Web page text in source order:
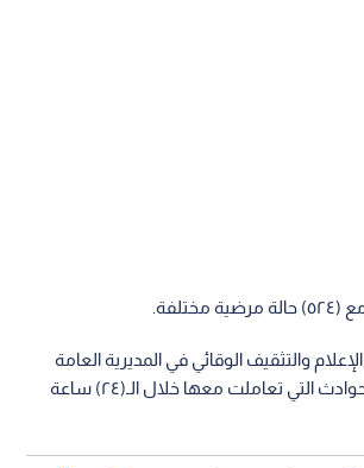
والتثقيف الوقائي في المديرية العامة
للدفاع المدني أهم الحوادث التي تعاملت معها خلال الـ(٢٤) ساعة